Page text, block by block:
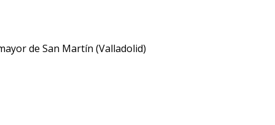
de San Martín (Valladolid)